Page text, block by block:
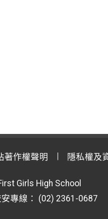
著作權聲明 隱私權及
Girls High School
線： (02) 2361-0687